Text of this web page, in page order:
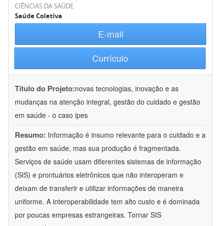
CIÊNCIAS DA SAÚDE
Saúde Coletiva
E-mail
Currículo
Título do Projeto:novas tecnologias, inovação e as
mudanças na atenção integral, gestão do cuidado e gestão
em saúde - o caso ipes
Resumo: Informação é insumo relevante para o cuidado e a
gestão em saúde, mas sua produção é fragmentada.
Serviços de saúde usam diferentes sistemas de informação
(SIS) e prontuários eletrônicos que não interoperam e
deixam de transferir e utilizar informações de maneira
uniforme. A interoperabilidade tem alto custo e é dominada
por poucas empresas estrangeiras. Tornar SIS